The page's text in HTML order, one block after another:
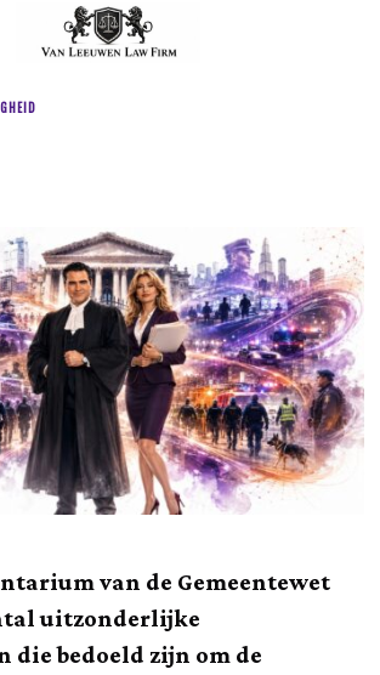
van de Gemeentewet
uitzonderlijke
die bedoeld zijn om de